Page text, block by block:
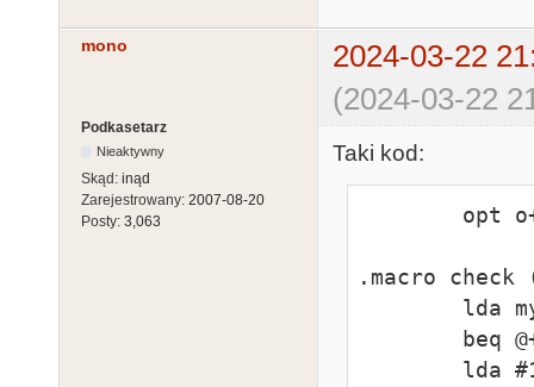
mono
2024-03-22
(2024-03-22
Podkasetarz
Nieaktywny
Skąd: inąd
Zarejestrowany: 2007-08-20
Posty: 3,063
Taki kod:
.macro check